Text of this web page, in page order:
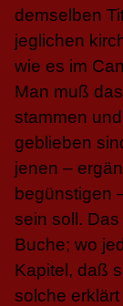
demselben
jeglichen
wie es im
Man muß
stammen
geblieben
jenen –
begünstigen
sein soll.
Buche; wo
Kapitel, daß
solche